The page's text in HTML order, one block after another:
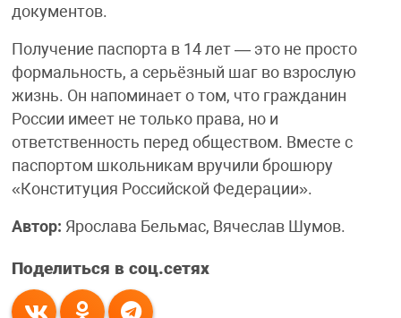
документов.
Получение паспорта в 14 лет — это не просто
формальность, а серьёзный шаг во взрослую
жизнь. Он напоминает о том, что гражданин
России имеет не только права, но и
ответственность перед обществом. Вместе с
паспортом школьникам вручили брошюру
«Конституция Российской Федерации».
Автор: Ярослава Бельмас, Вячеслав Шумов.
Поделиться в соц.сетях